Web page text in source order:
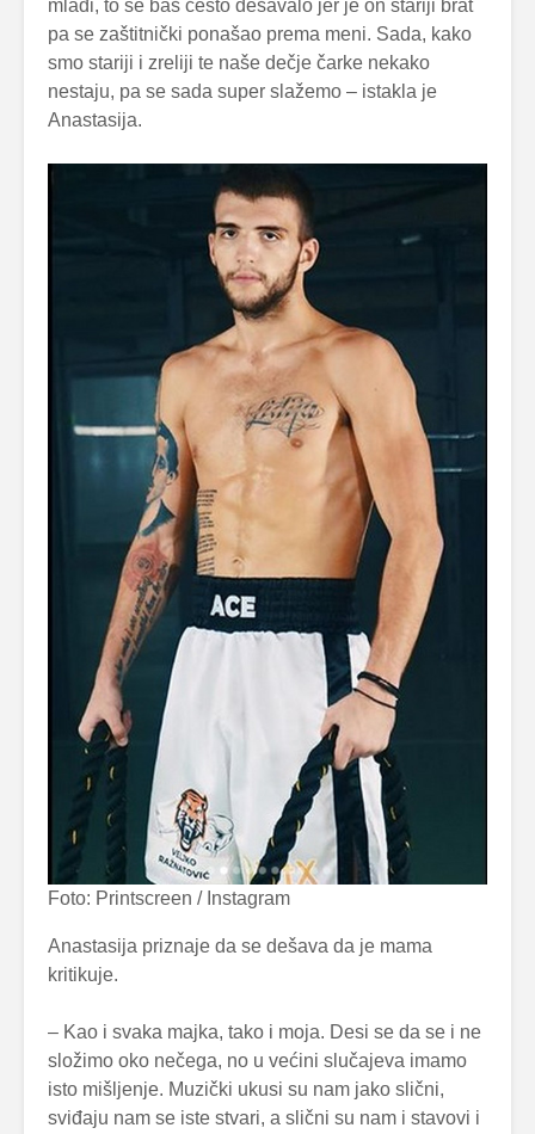
mlađi, to se baš često dešavalo jer je on stariji brat
pa se zaštitnički ponašao prema meni. Sada, kako
smo stariji i zreliji te naše dečje čarke nekako
nestaju, pa se sada super slažemo – istakla je
Anastasija.
Foto: Printscreen / Instagram
Anastasija priznaje da se dešava da je mama
kritikuje.
– Kao i svaka majka, tako i moja. Desi se da se i ne
složimo oko nečega, no u većini slučajeva imamo
isto mišljenje. Muzički ukusi su nam jako slični,
sviđaju nam se iste stvari, a slični su nam i stavovi i